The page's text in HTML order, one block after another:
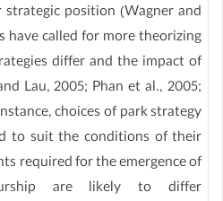
position (Wagner and
have called for more theorizing
differ and the impact of
Lau, 2005; Phan et al., 2005;
choices of park strategy
to suit the conditions of their
required for the emergence of
are likely to differ